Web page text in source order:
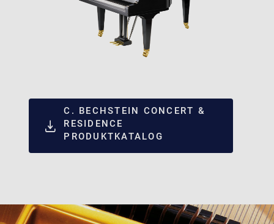
C. BECHSTEIN CONCERT &
RESIDENCE
PRODUKTKATALOG